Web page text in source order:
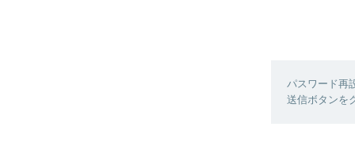
パスワード再
送信ボタンを